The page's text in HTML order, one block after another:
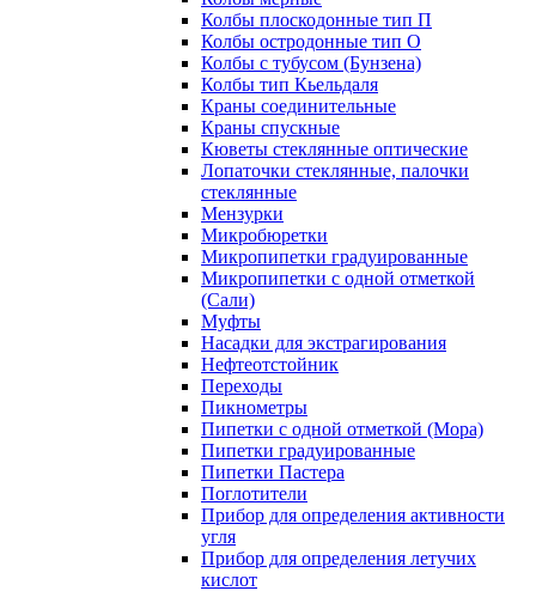
Колбы плоскодонные тип П
Колбы остродонные тип О
Колбы с тубусом (Бунзена)
Колбы тип Кьельдаля
Краны соединительные
Краны спускные
Кюветы стеклянные оптические
Лопаточки стеклянные, палочки
стеклянные
Мензурки
Микробюретки
Микропипетки градуированные
Микропипетки с одной отметкой
(Сали)
Муфты
Насадки для экстрагирования
Нефтеотстойник
Переходы
Пикнометры
Пипетки с одной отметкой (Мора)
Пипетки градуированные
Пипетки Пастера
Поглотители
Прибор для определения активности
угля
Прибор для определения летучих
кислот